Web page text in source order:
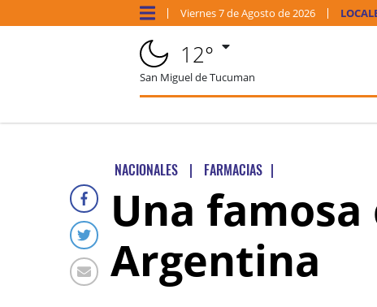
Viernes7 deAgosto de 2026
12°
San Miguel de Tucuman
NACIONALES | FARMACIAS |
Una
Argentina